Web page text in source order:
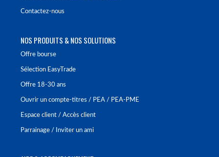
Contactez-nous
NOS PRODUITS & NOS SOLUTIONS
Offre bourse
Sélection EasyTrade
Offre 18-30 ans
Ouvrir un compte-titres / PEA / PEA-PME
Espace client / Accès client
Parrainage / Inviter un ami